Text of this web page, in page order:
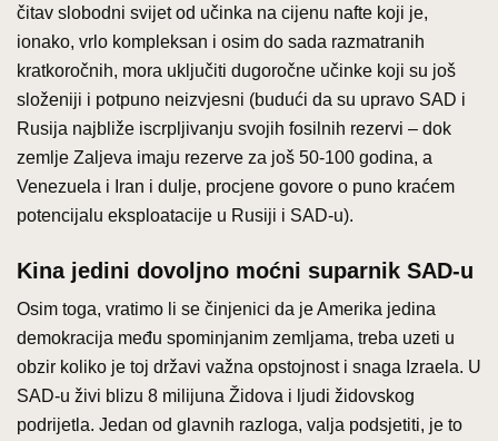
čitav slobodni svijet od učinka na cijenu nafte koji je,
ionako, vrlo kompleksan i osim do sada razmatranih
kratkoročnih, mora uključiti dugoročne učinke koji su još
složeniji i potpuno neizvjesni (budući da su upravo SAD i
Rusija najbliže iscrpljivanju svojih fosilnih rezervi – dok
zemlje Zaljeva imaju rezerve za još 50-100 godina, a
Venezuela i Iran i dulje, procjene govore o puno kraćem
potencijalu eksploatacije u Rusiji i SAD-u).
Kina jedini dovoljno moćni suparnik SAD-u
Osim toga, vratimo li se činjenici da je Amerika jedina
demokracija među spominjanim zemljama, treba uzeti u
obzir koliko je toj državi važna opstojnost i snaga Izraela. U
SAD-u živi blizu 8 milijuna Židova i ljudi židovskog
podrijetla. Jedan od glavnih razloga, valja podsjetiti, je to